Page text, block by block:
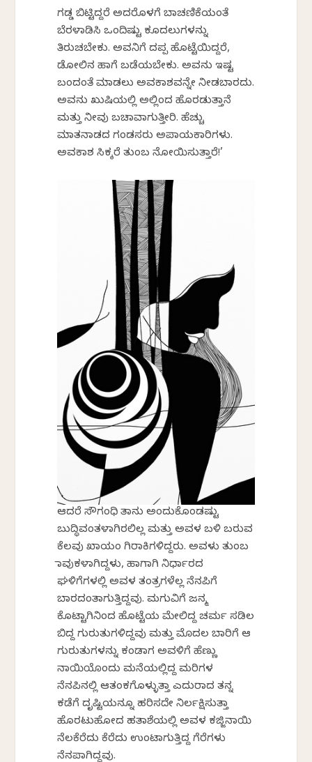
ಗಡ್ಡ ಬಿಟ್ಟಿದ್ದರೆ ಅದರೊಳಗೆ ಬಾಚಣಿಕೆಯಂತೆ
ಬೆರಳಾಡಿಸಿ ಒಂದಿಷ್ಟು ಕೂದಲುಗಳನ್ನು
ತಿರುಚಬೇಕು. ಅವನಿಗೆ ದಪ್ಪ ಹೊಟ್ಟೆಯಿದ್ದರೆ,
ಡೋಲಿನ ಹಾಗೆ ಬಡೆಯಬೇಕು. ಅವನು ಇಷ್ಟ
ಬಂದಂತೆ ಮಾಡಲು ಅವಕಾಶವನ್ನೇ ನೀಡಬಾರದು.
ಅವನು ಖುಷಿಯಲ್ಲಿ ಅಲ್ಲಿಂದ ಹೊರಡುತ್ತಾನೆ
ಮತ್ತು ನೀವು ಬಚಾವಾಗುತ್ತೀರಿ. ಹೆಚ್ಚು
ಮಾತನಾಡದ ಗಂಡಸರು ಅಪಾಯಕಾರಿಗಳು.
ಅವಕಾಶ ಸಿಕ್ಕರೆ ತುಂಬ ನೋಯಿಸುತ್ತಾರೆ!’
ಆದರೆ ಸೌಗಂಧಿ ತಾನು ಅಂದುಕೊಂಡಷ್ಟು
ಬುದ್ಧಿವಂತಳಾಗಿರಲಿಲ್ಲ ಮತ್ತು ಅವಳ ಬಳಿ ಬರುವ
ಕೆಲವು ಖಾಯಂ ಗಿರಾಕಿಗಳಿದ್ದರು. ಅವಳು ತುಂಬ
ಭಾವುಕಳಾಗಿದ್ದಳು, ಹಾಗಾಗಿ ನಿರ್ಧಾರದ
ಘಳಿಗೆಗಳಲ್ಲಿ ಅವಳ ತಂತ್ರಗಳೆಲ್ಲ ನೆನಪಿಗೆ
ಬಾರದಂತಾಗುತ್ತಿದ್ದವು. ಮಗುವಿಗೆ ಜನ್ಮ
ಕೊಟ್ಟಾಗಿನಿಂದ ಹೊಟ್ಟೆಯ ಮೇಲಿದ್ದ ಚರ್ಮ ಸಡಿಲ
ಬಿದ್ದ ಗುರುತುಗಳಿದ್ದವು ಮತ್ತು ಮೊದಲ ಬಾರಿಗೆ ಆ
ಗುರುತುಗಳನ್ನು ಕಂಡಾಗ ಅವಳಿಗೆ ಹೆಣ್ಣು
ನಾಯಿಯೊಂದು ಮನೆಯಲ್ಲಿದ್ದ ಮರಿಗಳ
ನೆನಪಿನಲ್ಲಿ ಆತಂಕಗೊಳ್ಳುತ್ತಾ ಎದುರಾದ ತನ್ನ
ಕಡೆಗೆ ದೃಷ್ಟಿಯನ್ನೂ ಹರಿಸದೇ ನಿರ್ಲಕ್ಷಿಸುತ್ತಾ
ಹೊರಟುಹೋದ ಹತಾಶೆಯಲ್ಲಿ ಅವಳ ಕಜ್ಜಿನಾಯಿ
ನೆಲಕೆರೆದು ಕೆರೆದು ಉಂಟಾಗುತ್ತಿದ್ದ ಗೆರೆಗಳು
ನೆನಪಾಗಿದ್ದವು.